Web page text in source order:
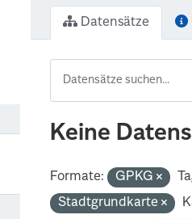
Datensätze
Keine
Formate: GPKG
Stadtgrundkarte